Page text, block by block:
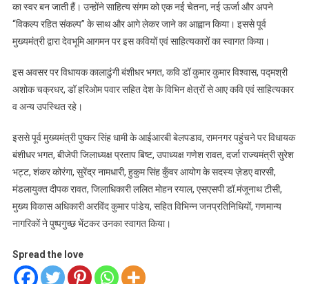
का स्वर बन जाती हैं। उन्होंने साहित्य संगम को एक नई चेतना, नई ऊर्जा और अपने
“विकल्प रहित संकल्प” के साथ और आगे लेकर जाने का आह्वान किया। इससे पूर्व
मुख्यमंत्री द्वारा देवभूमि आगमन पर इस कवियों एवं साहित्यकारों का स्वागत किया।
इस अवसर पर विधायक कालाढुंगी बंशीधर भगत, कवि डॉ कुमार कुमार विश्वास, पद्मश्री
अशोक चक्रधर, डॉ हरिओम पवार सहित देश के विभिन क्षेत्रों से आए कवि एवं साहित्यकार
व अन्य उपस्थित रहे।
इससे पूर्व मुख्यमंत्री पुष्कर सिंह धामी के आईआरबी बेलपडाव, रामनगर पहुंचने पर विधायक
बंशीधर भगत, बीजेपी जिलाध्यक्ष प्रताप बिष्ट, उपाध्यक्ष गणेश रावत, दर्जा राज्यमंत्री सुरेश
भट्ट, शंकर कोरंगा, सुरेंद्र नामधारी, हुकुम सिंह कुँवर आयोग के सदस्य ज़ेडए वारसी,
मंडलायुक्त दीपक रावत, जिलाधिकारी ललित मोहन रयाल, एसएसपी डॉ.मंजूनाथ टीसी,
मुख्य विकास अधिकारी अरविंद कुमार पांडेय, सहित विभिन्न जनप्रतिनिधियों, गणमान्य
नागरिकों ने पुष्पगुच्छ भेंटकर उनका स्वागत किया।
Spread the love